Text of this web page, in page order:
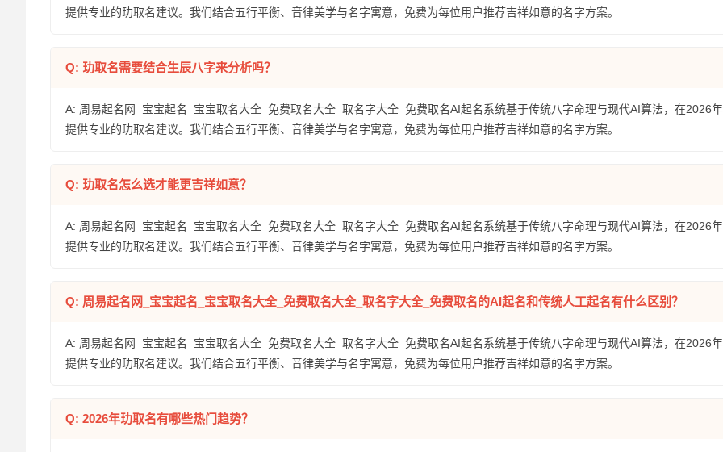
提供专业的玏取名建议。我们结合五行平衡、音律美学与名字寓意，免费为每位用户推荐吉祥如意的名字方案。
Q: 玏取名需要结合生辰八字来分析吗？
A: 周易起名网_宝宝起名_宝宝取名大全_免费取名大全_取名字大全_免费取名AI起名系统基于传统八字命理与现代AI算法，在2026
提供专业的玏取名建议。我们结合五行平衡、音律美学与名字寓意，免费为每位用户推荐吉祥如意的名字方案。
Q: 玏取名怎么选才能更吉祥如意？
A: 周易起名网_宝宝起名_宝宝取名大全_免费取名大全_取名字大全_免费取名AI起名系统基于传统八字命理与现代AI算法，在2026
提供专业的玏取名建议。我们结合五行平衡、音律美学与名字寓意，免费为每位用户推荐吉祥如意的名字方案。
Q: 周易起名网_宝宝起名_宝宝取名大全_免费取名大全_取名字大全_免费取名的AI起名和传统人工起名有什么区别？
A: 周易起名网_宝宝起名_宝宝取名大全_免费取名大全_取名字大全_免费取名AI起名系统基于传统八字命理与现代AI算法，在2026
提供专业的玏取名建议。我们结合五行平衡、音律美学与名字寓意，免费为每位用户推荐吉祥如意的名字方案。
Q: 2026年玏取名有哪些热门趋势？